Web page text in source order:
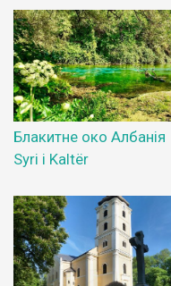
Блакитне око Албанія
Syri i Kaltër